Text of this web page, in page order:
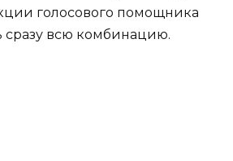
голосового помощника
сразу всю комбинацию.